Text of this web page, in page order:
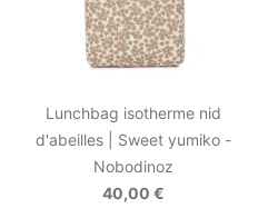
Lunchbag isotherme nid
d'abeilles | Sweet yumiko -
Nobodinoz
40,00 €